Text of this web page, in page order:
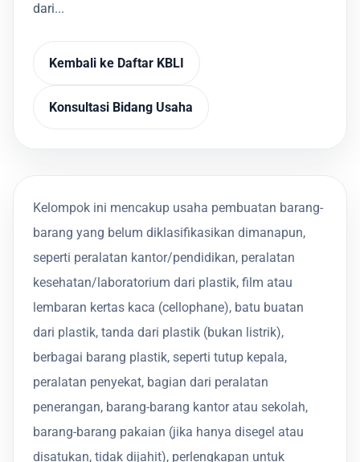
dari...
Kembali ke Daftar KBLI
Konsultasi Bidang Usaha
Kelompok ini mencakup usaha pembuatan barang-
barang yang belum diklasifikasikan dimanapun,
seperti peralatan kantor/pendidikan, peralatan
kesehatan/laboratorium dari plastik, film atau
lembaran kertas kaca (cellophane), batu buatan
dari plastik, tanda dari plastik (bukan listrik),
berbagai barang plastik, seperti tutup kepala,
peralatan penyekat, bagian dari peralatan
penerangan, barang-barang kantor atau sekolah,
barang-barang pakaian (jika hanya disegel atau
disatukan, tidak dijahit), perlengkapan untuk